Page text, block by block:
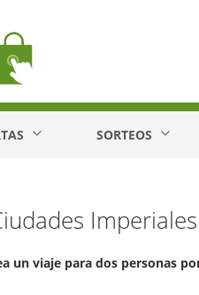
SORTEOS
Imperiales
un viaje para dos personas